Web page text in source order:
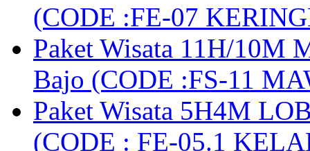
(CODE :FE-07
Paket Wisata 11H/10M
Bajo (CODE :FS-11
Paket Wisata 5H4M
(CODE : FE-05.1